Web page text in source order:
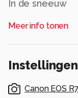
In de sneeuw
Alle rechten
Meer info tonen
Instellingen
Canon EOS R7